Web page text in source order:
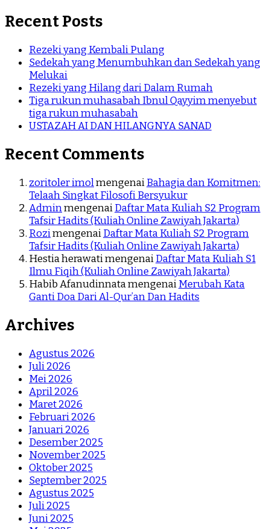
Recent Posts
Rezeki yang Kembali Pulang
Sedekah yang Menumbuhkan dan Sedekah yang
Melukai
Rezeki yang Hilang dari Dalam Rumah
Tiga rukun muhasabah Ibnul Qayyim menyebut
tiga rukun muhasabah
USTAZAH AI DAN HILANGNYA SANAD
Recent Comments
zoritoler imolmengenaiBahagia dan Komitmen:
Telaah Singkat Filosofi Bersyukur
AdminmengenaiDaftar Mata Kuliah S2 Program
Tafsir Hadits (Kuliah Online Zawiyah Jakarta)
RozimengenaiDaftar Mata Kuliah S2 Program
Tafsir Hadits (Kuliah Online Zawiyah Jakarta)
Hestia herawatimengenaiDaftar Mata Kuliah S1
Ilmu Fiqih (Kuliah Online Zawiyah Jakarta)
Habib AfanudinnatamengenaiMerubah Kata
Ganti Doa Dari Al-Qur’an Dan Hadits
Archives
Agustus 2026
Juli 2026
Mei 2026
April 2026
Maret 2026
Februari 2026
Januari 2026
Desember 2025
November 2025
Oktober 2025
September 2025
Agustus 2025
Juli 2025
Juni 2025